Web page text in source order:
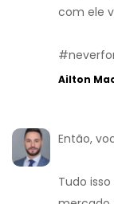
com ele
Ailton
Então,
Tudo